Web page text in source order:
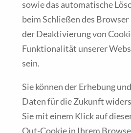
sowie das automatische
beim Schließen des
der Deaktivierung von
Funktionalität unserer
sein.
Sie können der Erhebung
Daten für die Zukunft
Sie mit einem Klick auf
Out-Cookie in Ihrem